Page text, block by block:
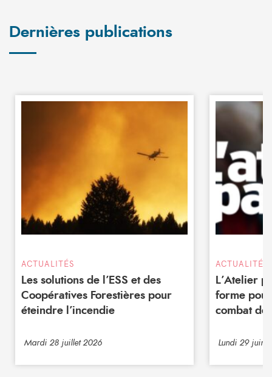
Dernières publications
ACTUALITÉS
Les solutions de l’ESS et des
Coopératives Forestières pour
éteindre l’incendie
Mardi 28 juillet 2026
ACTUALITÉS
L’Atelier
forme
combat de
Lundi 29 juin